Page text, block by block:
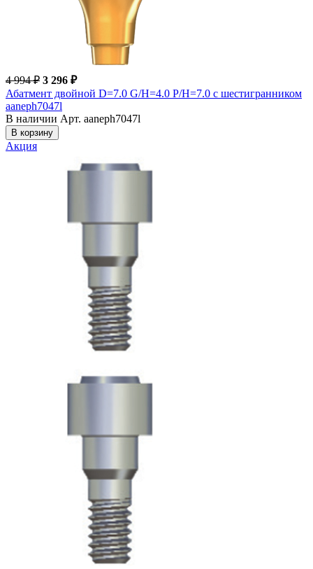
4 994 ₽ 3 296 ₽
Абатмент двойной D=7.0 G/H=4.0 P/H=7.0 с шестигранником
aaneph7047l
В наличии Арт. aaneph7047l
В корзину
Акция